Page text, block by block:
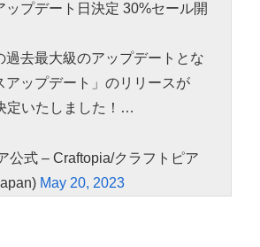
ップデート日決定 30%セール開
過去最大級のアップデートとな
アップデート」のリリースが
定いたしました！…
公式 – Craftopia/クラフトピア
May 20, 2023